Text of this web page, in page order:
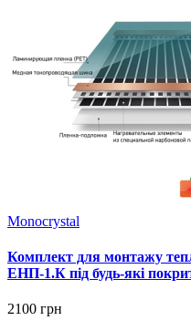
Monocrystal
Комплект для монтажу
ЕНП-1.К під будь-які
2100 грн